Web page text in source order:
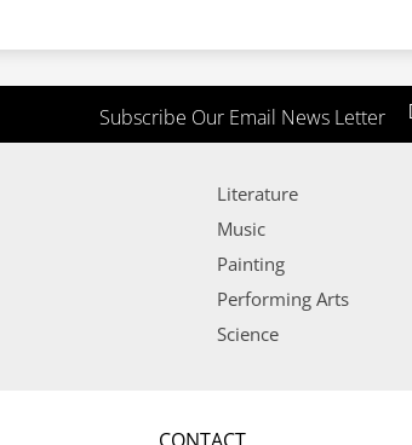
Subscribe Our Email News Letter
Literature
Music
Painting
Performing Arts
Science